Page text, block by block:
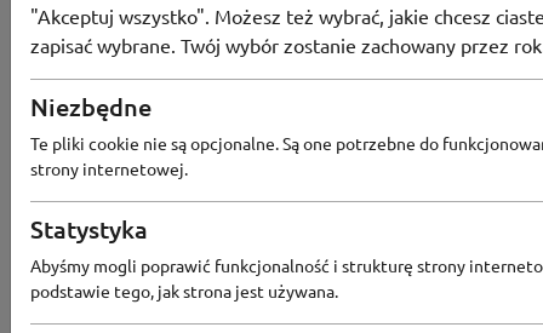
Popularne sklepy
"Akceptuj wszystko". Możesz też wybrać, jakie chcesz
zapisać wybrane. Twój wybór zostanie zachowany przez
Niezbędne
Te pliki cookie nie są opcjonalne. Są one potrzebne do
strony internetowej.
Statystyka
Abyśmy mogli poprawić funkcjonalność i strukturę strony
podstawie tego, jak strona jest używana.